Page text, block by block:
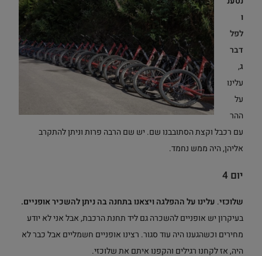
ו
לפל
דבר
ג,
עלינו
על
ההר
עם רכבל וקצת הסתובבנו שם. יש שם הרבה פרות וניתן להתקרב
אליהן, היה ממש נחמד.
יום 4
שלוכזי. עלינו על ההפלגה ויצאנו בתחנה בה ניתן להשכיר אופניים.
בעיקרון יש אופניים להשכרה גם ליד תחנת הרכבת, אבל אני לא יודע
מחירים וכשהגענו היה עוד סגור. רצינו אופניים חשמליים אבל כבר לא
היה, אז לקחנו רגילים והקפנו איתם את שלוכזי.